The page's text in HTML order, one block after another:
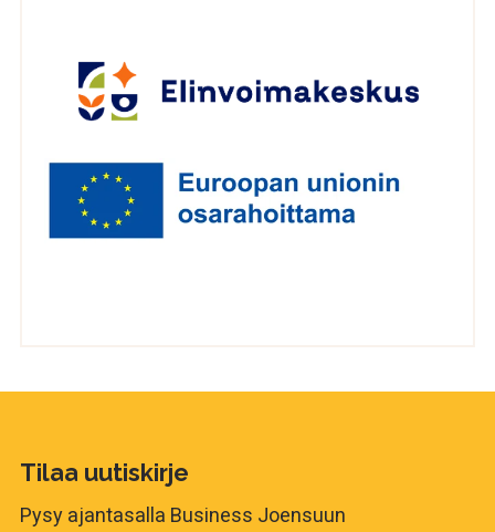
Tilaa uutiskirje
Pysy ajantasalla Business Joensuun